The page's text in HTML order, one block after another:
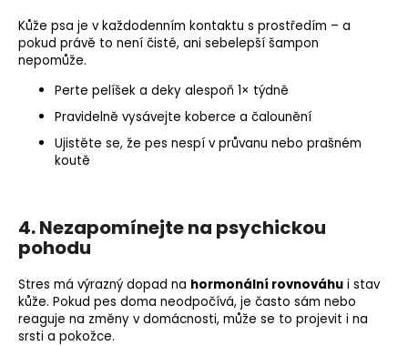
Kůže psa je v každodenním kontaktu s prostředím – a
pokud právě to není čisté, ani sebelepší šampon
nepomůže.
Perte pelíšek a deky alespoň 1× týdně
Pravidelně vysávejte koberce a čalounění
Ujistěte se, že pes nespí v průvanu nebo prašném
koutě
4. Nezapomínejte na psychickou
pohodu
Stres má výrazný dopad na hormonální rovnováhu i stav
kůže. Pokud pes doma neodpočívá, je často sám nebo
reaguje na změny v domácnosti, může se to projevit i na
srsti a pokožce.